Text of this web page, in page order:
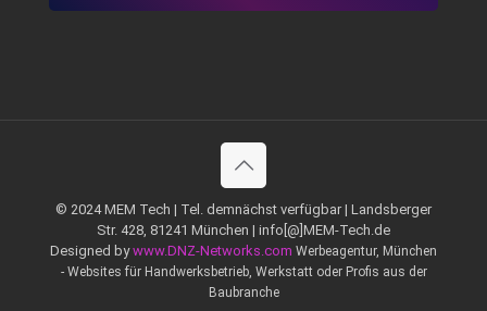
© 2024 MEM Tech | Tel. demnächst verfügbar | Landsberger
Str. 428, 81241 München | info[@]MEM-Tech.de
Designed bywww.DNZ-Networks.com Werbeagentur, München
- Websites für Handwerksbetrieb, Werkstatt oder Profis aus der
Baubranche